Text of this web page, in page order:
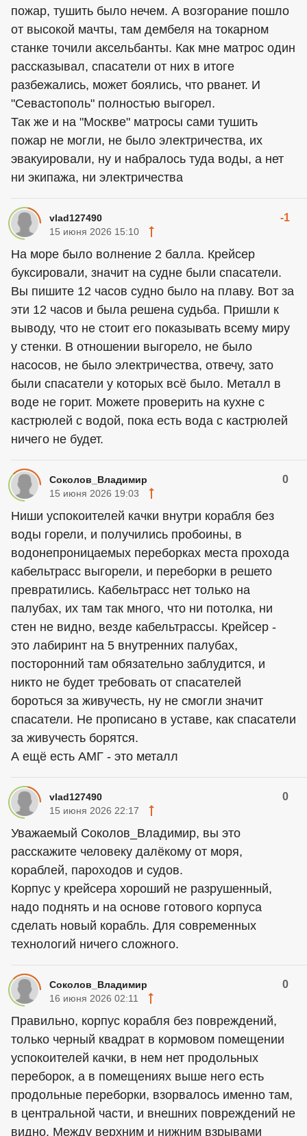
пожар, тушить было нечем. А возгорание пошло
от высокой мачты, там дембеля на токарном
станке точили аксельбанты. Как мне матрос один
рассказывал, спасатели от них в итоге
разбежались, может боялись, что рванет. И
"Севастополь" полностью выгорел.
Так же и на "Москве" матросы сами тушить
пожар не могли, не было электричества, их
эвакуировали, ну и набралось туда воды, а нет
ни экипажа, ни электричества
vlad127490 -1
15 июня 2026 15:10
На море было волнение 2 балла. Крейсер
буксировали, значит на судне были спасатели.
Вы пишите 12 часов судно было на плаву. Вот за
эти 12 часов и была решена судьба. Пришли к
выводу, что не стоит его показывать всему миру
у стенки. В отношении выгорело, не было
насосов, не было электричества, отвечу, зато
были спасатели у которых всё было. Металл в
воде не горит. Можете проверить на кухне с
кастрюлей с водой, пока есть вода с кастрюлей
ничего не будет.
Соколов_Владимир 0
15 июня 2026 19:03
Ниши успокоителей качки внутри корабля без
воды горели, и получились пробоины, в
водонепроницаемых переборках места прохода
кабельтрасс выгорели, и переборки в решето
превратились. Кабельтрасс нет только на
палубах, их там так много, что ни потолка, ни
стен не видно, везде кабельтрассы. Крейсер -
это лабиринт на 5 внутренних палубах,
посторонний там обязательно заблудится, и
никто не будет требовать от спасателей
бороться за живучесть, ну не смогли значит
спасатели. Не прописано в уставе, как спасатели
за живучесть борятся.
А ещё есть АМГ - это металл
vlad127490 0
15 июня 2026 22:17
Уважаемый Соколов_Владимир, вы это
расскажите человеку далёкому от моря,
кораблей, пароходов и судов.
Корпус у крейсера хороший не разрушенный,
надо поднять и на основе готового корпуса
сделать новый корабль. Для современных
технологий ничего сложного.
Соколов_Владимир 0
16 июня 2026 02:11
Правильно, корпус корабля без повреждений,
только черный квадрат в кормовом помещении
успокоителей качки, в нем нет продольных
переборок, а в помещениях выше него есть
продольные переборки, взорвалось именно там,
в центральной части, и внешних повреждений не
видно. Между верхним и нижним взрывами